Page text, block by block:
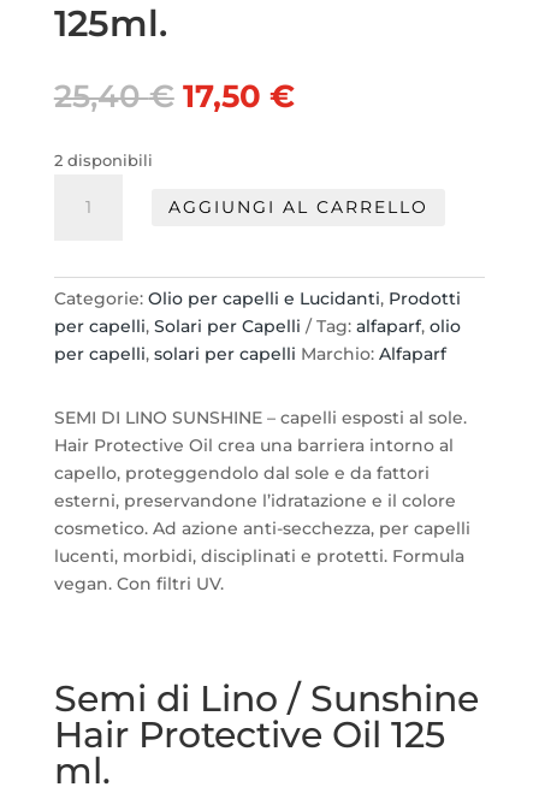
125ml.
25,40€ Il
prezzo
25,40 €.
17,50 €Il
17,50 €.
2 disponibili
Sunshine
Protettivo
125ml.
quantità
AGGIUNGI AL CARRELLO
Categorie: Olio per capelli e Lucidanti, Prodotti
per capelli, Solari per Capelli Tag: alfaparf, olio
per capelli, solari per capelli Marchio: Alfaparf
SEMI DI LINO SUNSHINE – capelli esposti al sole.
Hair Protective Oil crea una barriera intorno al
capello, proteggendolo dal sole e da fattori
esterni, preservandone l’idratazione e il colore
cosmetico. Ad azione anti-secchezza, per capelli
lucenti, morbidi, disciplinati e protetti. Formula
vegan. Con filtri UV.
Semi di Lino / Sunshine
Hair Protective Oil 125
ml.